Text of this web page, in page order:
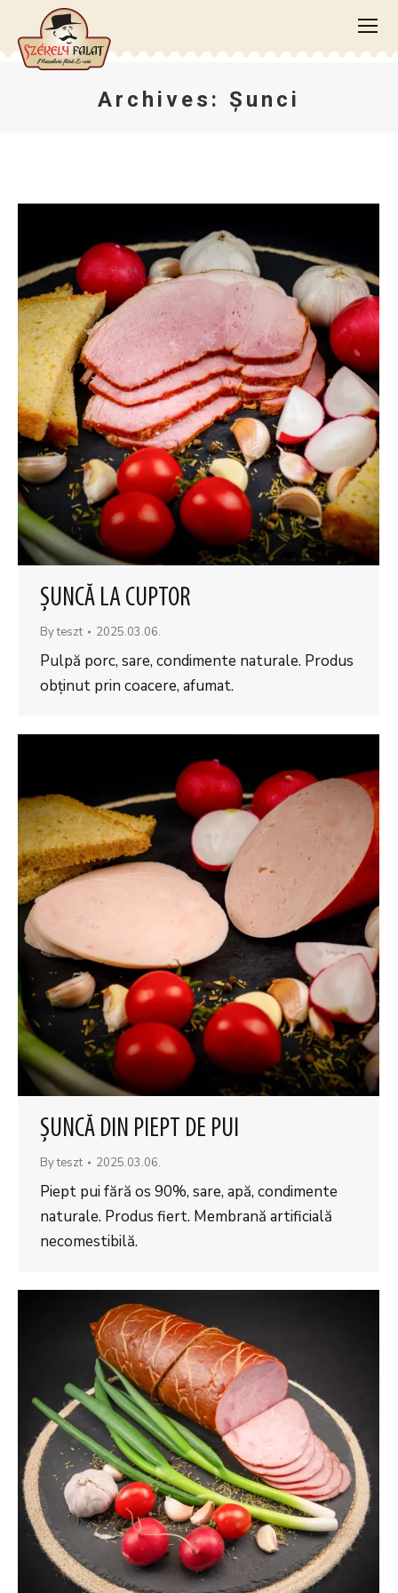
Archives: Şunci
ȘUNCĂ LA CUPTOR
Byteszt 2025.03.06.
Pulpă porc, sare, condimente naturale. Produs
obţinut prin coacere, afumat.
ŞUNCĂ DIN PIEPT DE PUI
Byteszt 2025.03.06.
Piept pui fără os 90%, sare, apă, condimente
naturale. Produs fiert. Membrană artificială
necomestibilă.